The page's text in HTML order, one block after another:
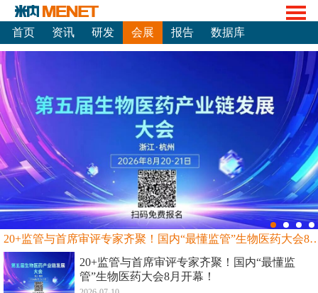
首页 资讯 研发 会展 报告 数据库
20+监管与首席审评专家齐聚！国内“最
20+监管与首席审评专家齐聚！国内“最懂监
管”生物医药大会8月开幕！